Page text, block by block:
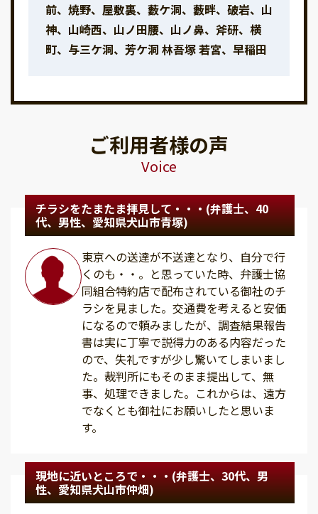
前、焼野、屋敷裏、藪ケ洞、藪畔、破岩、山
神、山崎西、山ノ田腰、山ノ鼻、斧研、横
町、与三ケ洞、芳ケ洞 林吾塚 若宮、早稲田
ご利用者様の声
Voice
チラシをたまたま拝見して・・・(弁護士、40
代、男性、愛知県犬山市青塚)
東京への送達が不送達となり、自分で行
くのも・・。と思っていた時、弁護士協
同組合特約店で配布されている御社のチ
ラシを見ました。交通費を考えると安価
になるので頼みましたが、調査結果報告
書は実に丁寧で説得力のある内容だった
ので、失礼ですが少し驚いてしまいまし
た。裁判所にもそのまま提出して、無
事、処理できました。これからは、遠方
でなくとも御社にお願いしたと思いま
す。
現地に近いところで・・・(弁護士、30代、男
性、愛知県犬山市仲畑)